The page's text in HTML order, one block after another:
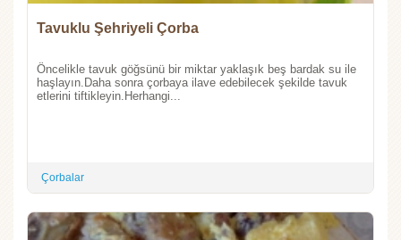
Tavuklu Şehriyeli Çorba
Öncelikle tavuk göğsünü bir miktar yaklaşık beş bardak su ile
haşlayın.Daha sonra çorbaya ilave edebilecek şekilde tavuk
etlerini tiftikleyin.Herhangi...
Çorbalar